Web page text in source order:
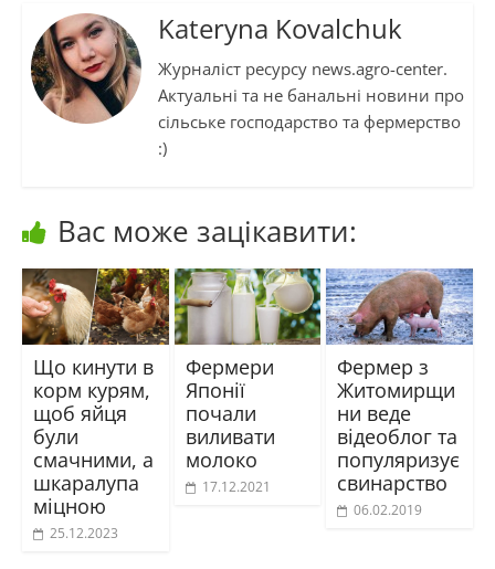
Kateryna Kovalchuk
Журналіст ресурсу news.agro-center.
Актуальні та не банальні новини про
сільське господарство та фермерство
:)
Вас може зацікавити:
Що кинути в
корм курям,
щоб яйця
були
смачними, а
шкаралупа
міцною
25.12.2023
Фермери
Японії
почали
виливати
молоко
17.12.2021
Фермер з
Житомирщи
ни веде
відеоблог та
популяризує
свинарство
06.02.2019